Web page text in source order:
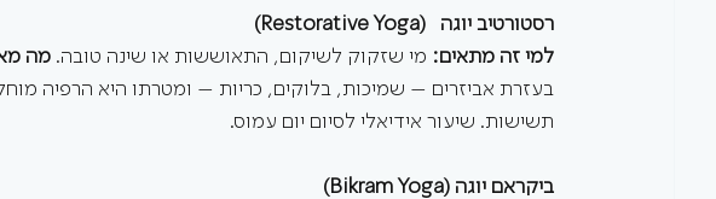
רסטורטיב יוגה   (Restorative Yoga)
למי זה מתאים: מי שזקוק לשיקום, התאוששות או שינה טובה. מה
בעזרת אביזרים – שמיכות, בלוקים, כריות – ומטרתו היא הרפיה
תשישות. שיעור אידיאלי לסיום יום עמוס.
ביקראם יוגה (Bikram Yoga)